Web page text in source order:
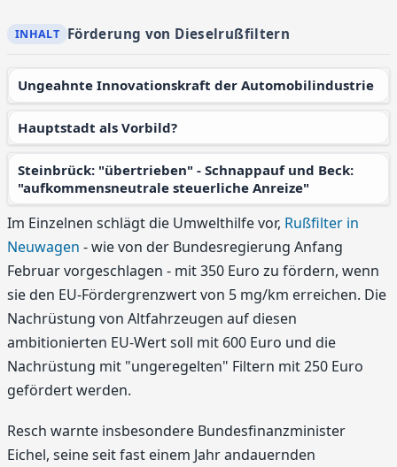
Förderung von Dieselrußfiltern
Ungeahnte Innovationskraft der Automobilindustrie
Hauptstadt als Vorbild?
Steinbrück: "übertrieben" - Schnappauf und Beck:
"aufkommensneutrale steuerliche Anreize"
Im Einzelnen schlägt die Umwelthilfe vor, Rußfilter in
Neuwagen - wie von der Bundesregierung Anfang
Februar vorgeschlagen - mit 350 Euro zu fördern, wenn
sie den EU-Fördergrenzwert von 5 mg/km erreichen. Die
Nachrüstung von Altfahrzeugen auf diesen
ambitionierten EU-Wert soll mit 600 Euro und die
Nachrüstung mit "ungeregelten" Filtern mit 250 Euro
gefördert werden.
Resch warnte insbesondere Bundesfinanzminister
Eichel, seine seit fast einem Jahr andauernden